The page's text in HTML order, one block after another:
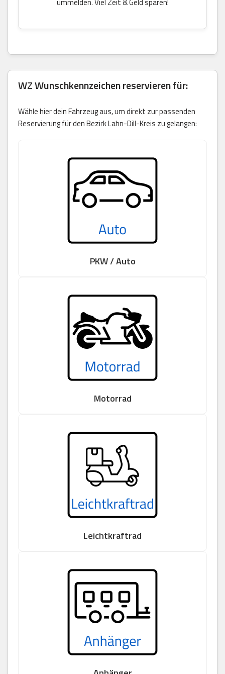
WZ Wunschkennzeichen reservieren für:
Wähle hier dein Fahrzeug aus, um direkt zur passenden
Reservierung für den Bezirk Lahn-Dill-Kreis zu gelangen:
PKW / Auto
Motorrad
Leichtkraftrad